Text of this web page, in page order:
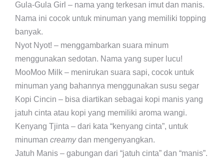
Gula-Gula Girl – nama yang terkesan imut dan manis.
Nama ini cocok untuk minuman yang memiliki topping
banyak.
Nyot Nyot! – menggambarkan suara minum
menggunakan sedotan. Nama yang super lucu!
MooMoo Milk – menirukan suara sapi, cocok untuk
minuman yang bahannya menggunakan susu segar
Kopi Cincin – bisa diartikan sebagai kopi manis yang
jatuh cinta atau kopi yang memiliki aroma wangi.
Kenyang Tjinta – dari kata “kenyang cinta”, untuk
minuman creamydan mengenyangkan.
Jatuh Manis – gabungan dari “jatuh cinta” dan “manis”.